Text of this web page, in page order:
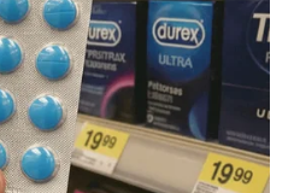
sebagai Kwon Jae Kyung
sebagai Oh Do Hwan
Lim Hee Soo
Oh Se Gi
| 2022), sebagai Shin Joon Ho